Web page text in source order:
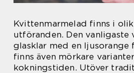
Kvittenmarmelad finns i
utföranden. Den vanligaste
glasklar med en ljusorange
finns även mörkare
kokningstiden. Utöver